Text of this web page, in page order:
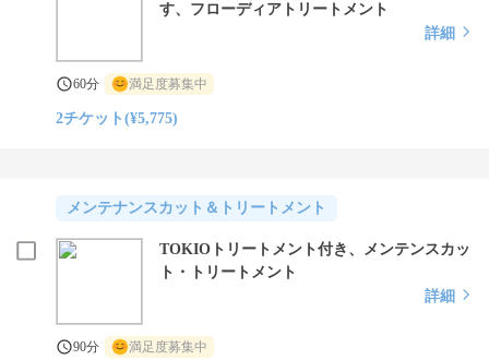
す、フローディアトリートメント
詳細
60分 満足度募集中
2チケット(¥5,775)
メンテナンスカット＆トリートメント
TOKIOトリートメント付き、メンテンスカッ
ト・トリートメント
詳細
90分 満足度募集中